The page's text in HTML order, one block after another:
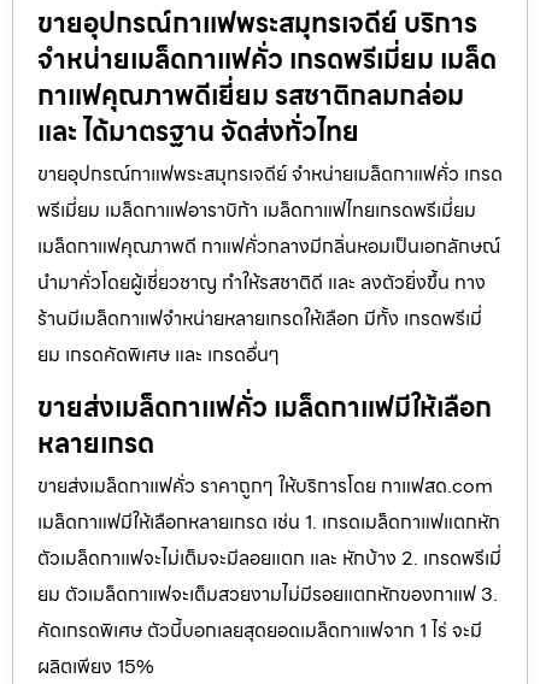
ขายอุปกรณ์กาแฟพระสมุทรเจดีย์ บริการ
จำหน่ายเมล็ดกาแฟคั่ว เกรดพรีเมี่ยม เมล็ด
กาแฟคุณภาพดีเยี่ยม รสชาติกลมกล่อม
และ ได้มาตรฐาน จัดส่งทั่วไทย
ขายอุปกรณ์กาแฟพระสมุทรเจดีย์ จำหน่ายเมล็ดกาแฟคั่ว เกรด
พรีเมี่ยม เมล็ดกาแฟอาราบิก้า เมล็ดกาแฟไทยเกรดพรีเมี่ยม
เมล็ดกาแฟคุณภาพดี กาแฟคั่วกลางมีกลิ่นหอมเป็นเอกลักษณ์
นำมาคั่วโดยผู้เชี่ยวชาญ ทำให้รสชาติดี และ ลงตัวยิ่งขึ้น ทาง
ร้านมีเมล็ดกาแฟจำหน่ายหลายเกรดให้เลือก มีทั้ง เกรดพรีเมี่
ยม เกรดคัดพิเศษ และ เกรดอื่นๆ
ขายส่งเมล็ดกาแฟคั่ว เมล็ดกาแฟมีให้เลือก
หลายเกรด
ขายส่งเมล็ดกาแฟคั่ว ราคาถูกๆ ให้บริการโดย กาแฟสด.com
เมล็ดกาแฟมีให้เลือกหลายเกรด เช่น 1. เกรดเมล็ดกาแฟแตกหัก
ตัวเมล็ดกาแฟจะไม่เต็มจะมีลอยแตก และ หักบ้าง 2. เกรดพรีเมี่
ยม ตัวเมล็ดกาแฟจะเต็มสวยงามไม่มีรอยแตกหักของกาแฟ 3.
คัดเกรดพิเศษ ตัวนี้บอกเลยสุดยอดเมล็ดกาแฟจาก 1 ไร่ จะมี
ผลิตเพียง 15%